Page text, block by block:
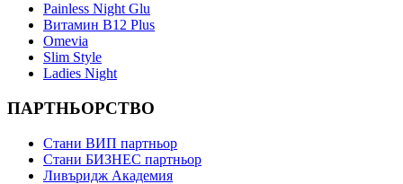
Painless Night Glu
Витамин B12 Plus
Оmevia
Slim Style
Ladies Night
ПАРТНЬОРСТВО
Стани ВИП партньор
Стани БИЗНЕС партньор
Ливъридж Академия